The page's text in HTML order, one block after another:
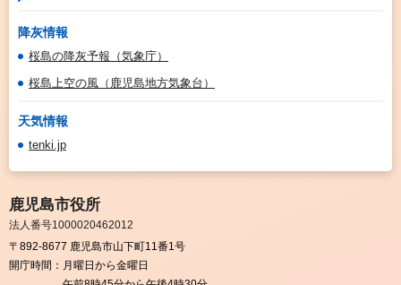
降灰情報
桜島の降灰予報（気象庁）
桜島上空の風（鹿児島地方気象台）
天気情報
tenki.jp
鹿児島市役所
法人番号1000020462012
〒892-8677 鹿児島市山下町11番1号
開庁時間： 月曜日から金曜日